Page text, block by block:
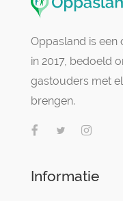
Oppasland is
in 2017, bedoeld
gastouders met
brengen.
Informatie